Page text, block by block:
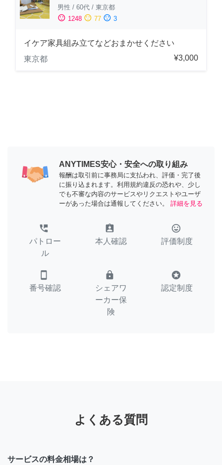
男性 / 60代 / 東京都
sentiment_satisfied 1248 sentiment_neutral 77 sentiment_dissatisfied 3
イケア家具組み立てなどおまかせください
東京都
¥3,000
ANYTIMES安心・安全への取り組み
報酬は取引前に事務局に支払われ、評価・完了後
に振り込まれます。利用規約違反の恐れや、少し
でも不審な内容のサービスやリクエストやユーザ
ーがあった場合は通報してください。
詳細を見る
perm_phone_msg
パトロー
ル
assignment_ind
本人確認
tag_faces
評価制度
smartphone
番号確認
lock
シェアワ
ーカー保
険
stars
認定制度
よくある質問
サービスの料金相場は？